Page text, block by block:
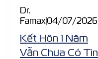
Dr.
Famax|04/07/2026
Kết Hôn 1 Năm
Vẫn Chưa Có Tin